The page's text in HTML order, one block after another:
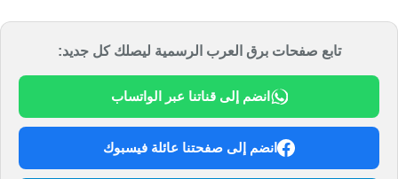
تابع صفحات برق العرب الرسمية ليصلك كل جديد:
انضم إلى قناتنا عبر الواتساب
انضم إلى صفحتنا عائلة فيسبوك